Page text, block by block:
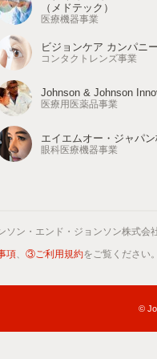
（メドテック）
医療機器事業
ビジョンケア カンパニー
コンタクトレンズ事業
Johnson & Johnson
医療用医薬品事業
エイエムオー・ジャパ
眼科医療機器事業
ン・エンド・ジョンソン株式会
項、 ③ご利用規約をご覧ください
©